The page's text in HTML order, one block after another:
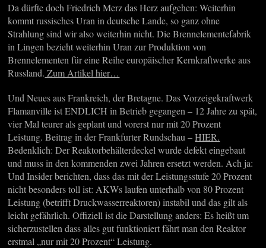
Da dürfte doch Friedrich Merz das Herz aufgehen: Weiterhin
kommt russisches Uran in deutsche Lande, so ganz ohne
Strahlung sind wir also weiterhin nicht. Die Brennelementefabrik
in Lingen bezieht weiterhin Uran zur Produktion von
Brennelementen für eine Reihe europäischer Kernkraftwerke aus
Russland. Zum Artikel hier…
Und Neues aus Frankreich, der Bretagne. Das Vorzeigekraftwerk
Flamanville ist ENDLICH in Betrieb gegangen – 12 Jahre zu spät,
vier Mal teurer als geplant und vorerst nur mit 20 Prozent
Leistung. Beitrag in der Frankfurter Rundschau –HIER.
Bedenklich: Der Reaktorbehälterdeckel wurde defekt eingebaut
und muss in den kommenden zwei Jahren ersetzt werden. Ach ja:
Und Insider berichten, dass das mit der Leistungsstufe 20 Prozent
nicht besonders toll ist: AKWs laufen unterhalb von 80 Prozent
Leistung (betrifft Druckwasserreaktoren) instabil und das gilt als
leicht gefährlich. Offiziell ist die Darstellung anders: Es heißt um
sicherzustellen dass alles gut funktioniert fährt man den Reaktor
erstmal „nur mit 20 Prozent“ Leistung.